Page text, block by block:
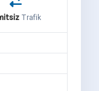
Trafik